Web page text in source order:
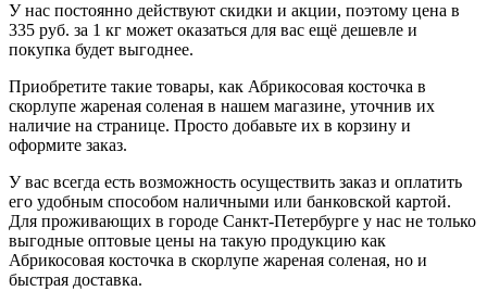
У нас постоянно действуют скидки и акции, поэтому цена в
335 руб. за 1 кг может оказаться для вас ещё дешевле и
покупка будет выгоднее.
Приобретите такие товары, как Абрикосовая косточка в
скорлупе жареная соленая в нашем магазине, уточнив их
наличие на странице. Просто добавьте их в корзину и
оформите заказ.
У вас всегда есть возможность осуществить заказ и оплатить
его удобным способом наличными или банковской картой.
Для проживающих в городе Санкт-Петербурге у нас не только
выгодные оптовые цены на такую продукцию как
Абрикосовая косточка в скорлупе жареная соленая, но и
быстрая доставка.